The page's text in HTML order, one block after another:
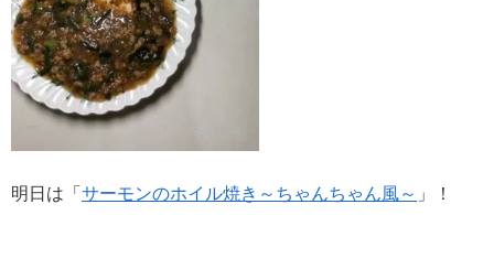
明日は「 サーモンのホイル焼き～ちゃんちゃん風～ 」！